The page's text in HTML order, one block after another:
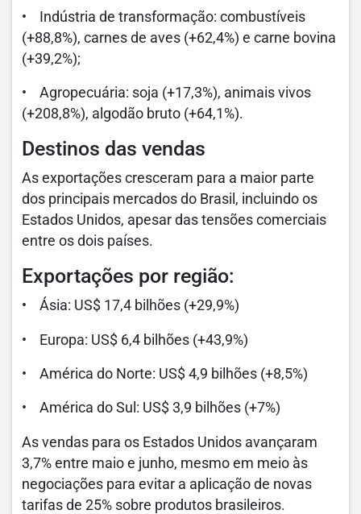
• Indústria de transformação: combustíveis
(+88,8%), carnes de aves (+62,4%) e carne bovina
(+39,2%);
• Agropecuária: soja (+17,3%), animais vivos
(+208,8%), algodão bruto (+64,1%).
Destinos das vendas
As exportações cresceram para a maior parte
dos principais mercados do Brasil, incluindo os
Estados Unidos, apesar das tensões comerciais
entre os dois países.
Exportações por região:
• Ásia: US$ 17,4 bilhões (+29,9%)
• Europa: US$ 6,4 bilhões (+43,9%)
• América do Norte: US$ 4,9 bilhões (+8,5%)
• América do Sul: US$ 3,9 bilhões (+7%)
As vendas para os Estados Unidos avançaram
3,7% entre maio e junho, mesmo em meio às
negociações para evitar a aplicação de novas
tarifas de 25% sobre produtos brasileiros.